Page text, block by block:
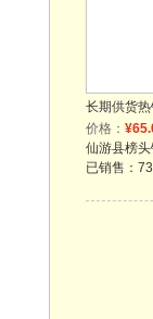
价格：
已销售：